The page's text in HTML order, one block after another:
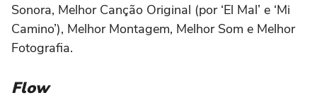
Sonora, Melhor Canção Original (por ‘El Mal’ e ‘Mi
Camino’), Melhor Montagem, Melhor Som e Melhor
Fotografia.
Flow